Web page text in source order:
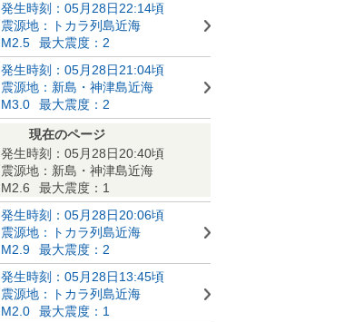
発生時刻：05月28日22:14頃
震源地：トカラ列島近海
M2.5
最大震度：2
発生時刻：05月28日21:04頃
震源地：新島・神津島近海
M3.0
最大震度：2
現在のページ
発生時刻：05月28日20:40頃
震源地：新島・神津島近海
M2.6
最大震度：1
発生時刻：05月28日20:06頃
震源地：トカラ列島近海
M2.9
最大震度：2
発生時刻：05月28日13:45頃
震源地：トカラ列島近海
M2.0
最大震度：1